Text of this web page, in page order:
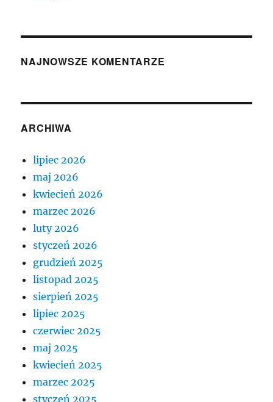
NAJNOWSZE KOMENTARZE
ARCHIWA
lipiec 2026
maj 2026
kwiecień 2026
marzec 2026
luty 2026
styczeń 2026
grudzień 2025
listopad 2025
sierpień 2025
lipiec 2025
czerwiec 2025
maj 2025
kwiecień 2025
marzec 2025
styczeń 2025